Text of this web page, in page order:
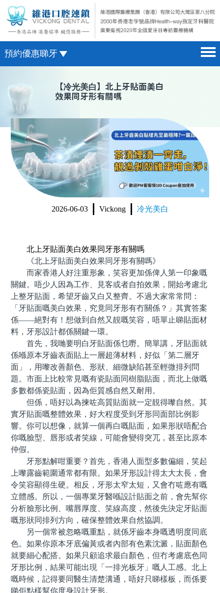
預約優惠睇牙
醫院簡介 hospital introduction
醫生介紹 doctor introduction
醫療新聞 medical news
種植牙 dental implant
箍牙 orthodontics
收費標準 change standard
微信預約
WhatsApp預約
【冷光美白】北上牙貼面美白
效果同牙形有關嗎
2026-06-03 Vickong 冷光美白
北上牙貼面美白效果同牙形有關嗎
《北上牙貼面美白效果同牙形有關嗎》
而家香港人好注重形象，笑容更加係俾人第一印象嘅
關鍵。唔少人因為工作、見客或者自拍效果，開始考慮北
上整牙貼面，希望牙齒又白又整齊。不過大家常常問：
「牙貼面嘅美白效果，究竟同牙形有冇關係？」其實答案
係——絕對有！想做到自然又靚嘅笑容，唔單止睇貼面材
料，牙形設計都係關鍵一環。
首先，我哋要明白牙貼面係乜嘢。簡單講，牙貼面就
係喺原本牙齒表面貼上一層超薄材料，好似「第二層牙
面」，用嚟改善顏色、形狀、細微缺陷甚至輕微排列問
題。市面上比較常見嘅有瓷貼面同樹脂貼面，而北上做嘅
多數都係瓷貼面，因為佢質感自然又耐用。
但係，唔好以為揀咗高質貼面就一定靚得嚟自然。其
實牙貼面嘅整體效果，好大程度受到牙形同面部比例影
響。你可以想像，就算一個再白嘅貼面，如果形狀唔配合
你嘅臉型、唇形或者笑線，可能會變得突兀，甚至比原本
仲假。
牙形點解咁重要？首先，香港人面型多數偏細，笑起
上嚟露齒範圍通常都有限。如果牙形設計得太大太長，會
令笑容顯得生硬。相反，牙形太窄太短，又會冇咗應有嘅
立體感。所以，一個專業牙醫喺設計貼面之前，會先幫你
分析臉形比例、嘴唇厚度、笑線高度，然後先決定牙貼面
嘅形狀同排列方向，確保整體效果自然協調。
另一個常被忽略嘅重點，就係牙齒本身嘅透明度同底
色。如果你原本牙底偏黃或者內部有色素沈澱，貼面顏色
就要細心配搭。如果只顧追求最白顏色，但冇考慮底色同
牙形比例，結果可能出現「一排光板牙」嘅人工感。北上
嘅時候，記得要同醫生清楚溝通，唔好只睇樣板，而係要
睇佢點樣幫你度身設計牙形。